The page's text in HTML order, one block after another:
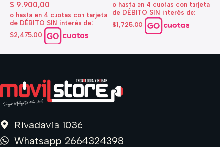
$ 9.900,00
o hasta en 4 cuotas con tarjeta
de DÉBITO SIN interés de:
$2,475.00
o hasta en 4 cuotas con tarjeta
de DÉBITO SIN interés de:
$1,725.00
Rivadavia 1036
Whatsapp 2664324398